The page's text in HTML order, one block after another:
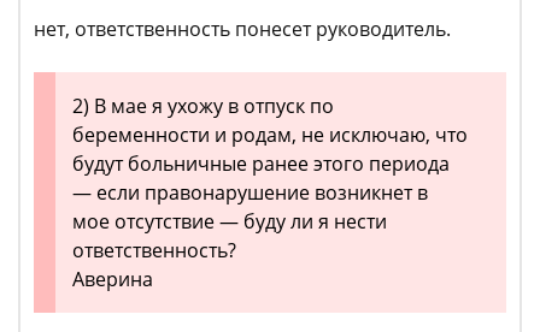
нет, ответственность понесет руководитель.
2) В мае я ухожу в отпуск по
беременности и родам, не исключаю, что
будут больничные ранее этого периода
— если правонарушение возникнет в
мое отсутствие — буду ли я нести
ответственность?
Аверина